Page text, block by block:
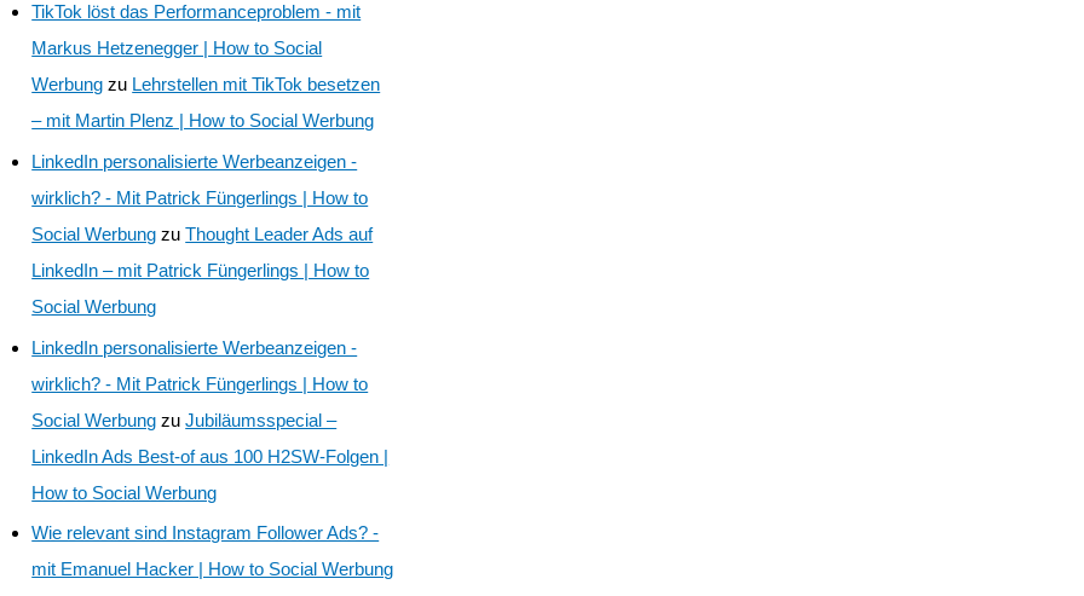
TikTok löst das Performanceproblem - mit
Markus Hetzenegger | How to Social
Werbung zu Lehrstellen mit TikTok besetzen
– mit Martin Plenz | How to Social Werbung
LinkedIn personalisierte Werbeanzeigen -
wirklich? - Mit Patrick Füngerlings | How to
Social Werbung zuThought Leader Ads auf
LinkedIn – mit Patrick Füngerlings | How to
Social Werbung
LinkedIn personalisierte Werbeanzeigen -
wirklich? - Mit Patrick Füngerlings | How to
Social Werbung zuJubiläumsspecial –
LinkedIn Ads Best-of aus 100 H2SW-Folgen |
How to Social Werbung
Wie relevant sind Instagram Follower Ads? -
mit Emanuel Hacker | How to Social Werbung